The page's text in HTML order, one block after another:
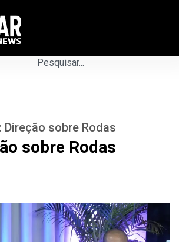
Direção sobre Rodas
sobre Rodas